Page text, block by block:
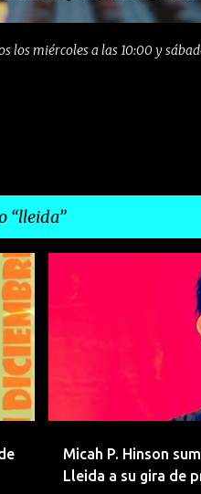
los miércoles a las 10:00 y
lleida
+2
Micah P. Hinson
Lleida a su gira de